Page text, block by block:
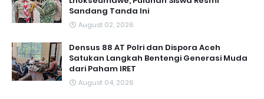
Sandang Tanda Ini
August 02, 2026
Densus 88 AT Polri dan Dispora Aceh
Satukan Langkah Bentengi Generasi Muda
dari Paham IRET
August 04, 2026